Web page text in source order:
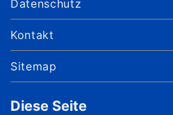
Datenschutz
Kontakt
Sitemap
Diese Seite